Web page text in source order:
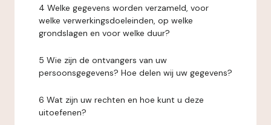
4 Welke gegevens worden verzameld, voor
welke verwerkingsdoeleinden, op welke
grondslagen en voor welke duur?
5 Wie zijn de ontvangers van uw
persoonsgegevens? Hoe delen wij uw gegevens?
6 Wat zijn uw rechten en hoe kunt u deze
uitoefenen?